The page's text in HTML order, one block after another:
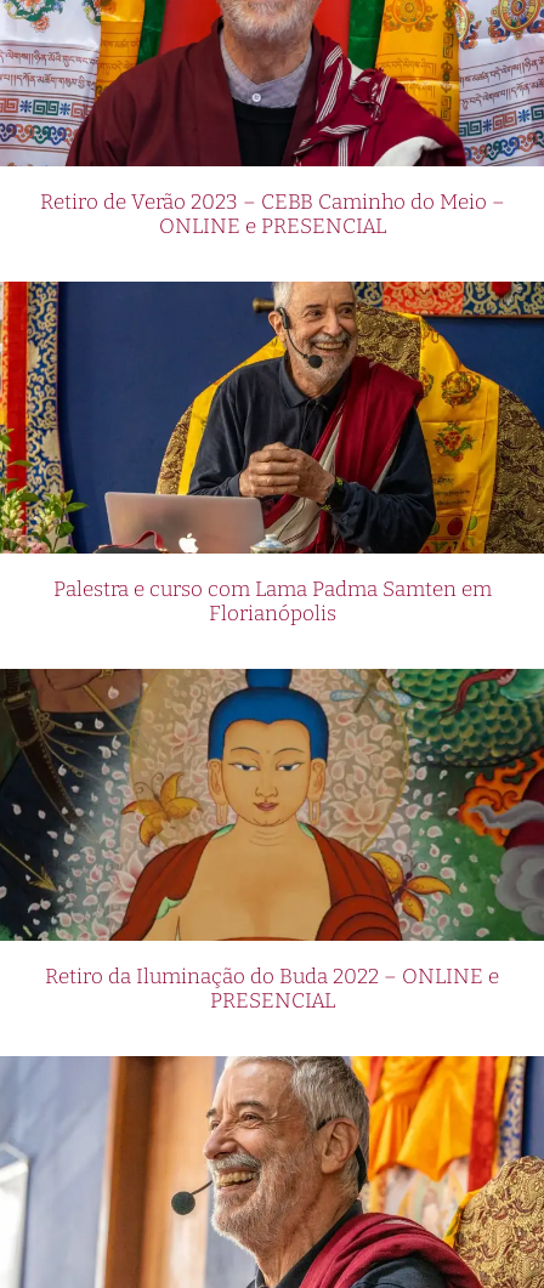
Retiro de Verão 2023 – CEBB Caminho do Meio –
ONLINE e PRESENCIAL
Palestra e curso com Lama Padma Samten em
Florianópolis
Retiro da Iluminação do Buda 2022 – ONLINE e
PRESENCIAL